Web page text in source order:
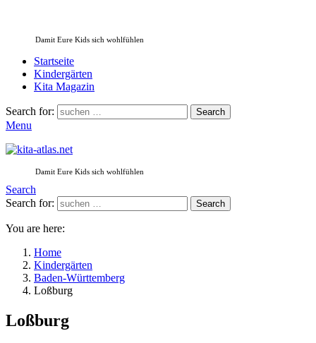
Damit Eure Kids sich wohlfühlen
Startseite
Kindergärten
Kita Magazin
Search for: Search
Menu
Damit Eure Kids sich wohlfühlen
Search
Search for:
Search
You are here:
Home
Kindergärten
Baden-Württemberg
Loßburg
Loßburg